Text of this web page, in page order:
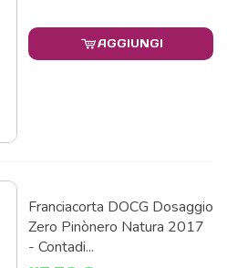
AGGIUNGI
Franciacorta DOCG Dosaggio
Zero Pinònero Natura 2017
- Contadi...